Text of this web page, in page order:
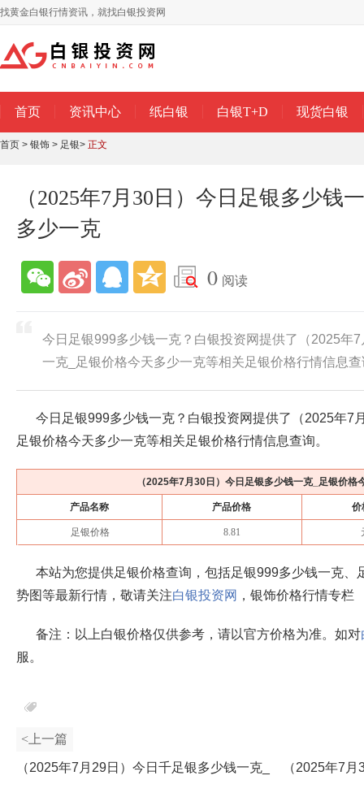
找黄金白银行情资讯，就找白银投资网
首页 资讯中心 纸白银 白银T+D 现货白银
首页 > 银饰 > 足银> 正文
（2025年7月30日）今日足银多少钱
多少一克
0 阅读
今日足银999多少钱一克？白银投资网提供了（2025年
一克_足银价格今天多少一克等相关足银价格行情信息
今日足银999多少钱一克？白银投资网提供了（2025年7
足银价格今天多少一克等相关足银价格行情信息查询。
（2025年7月30日 ）今日足银多少钱一克_足银价格
产品名称 产品价格 价
足银价格 8.81
本站为您提供足银价格查询，包括足银999多少钱一克、
势图等最新行情，敬请关注白银投资网 ，银饰价格行情专栏
备注：以上白银价格仅供参考，请以官方价格为准。如对
服。
<上一篇
（2025年7月29日）今日千足银多少钱一克_ （2025年7